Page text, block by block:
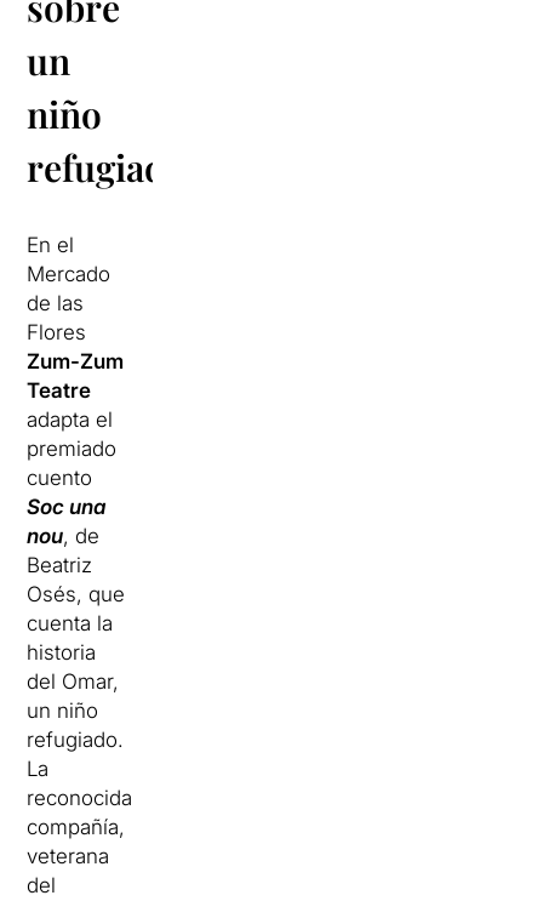
un
niño
refugiado
En el
Mercado
de las
Flores
Zum-Zum
Teatre
adapta el
premiado
cuento
Soc una
nou, de
Beatriz
Osés, que
cuenta la
historia
del Omar,
un niño
refugiado.
La
reconocida
compañía,
veterana
del